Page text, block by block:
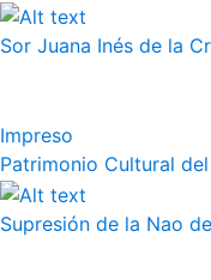
Sor Juana Inés de la
Impreso
Patrimonio Cultural
Supresión de la Nao